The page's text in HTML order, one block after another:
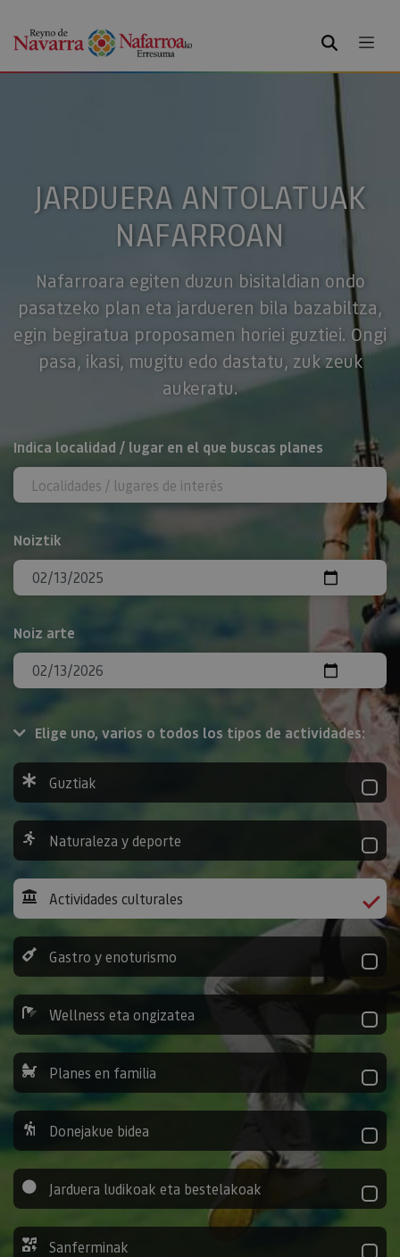
BILATU
JARDUERA ANTOLATUAK
NAFARROAN
Nafarroara egiten duzun bisitaldian ondo
pasatzeko plan eta jardueren bila bazabiltza,
egin begiratua proposamen horiei guztiei. Ongi
pasa, ikasi, mugitu edo dastatu, zuk zeuk
aukeratu.
BILATU
Indica localidad / lugar en el que buscas planes
Noiztik
Noiz arte
Elige uno, varios o todos los tipos de actividades:
Guztiak
Naturaleza y deporte
Actividades culturales
Gastro y enoturismo
Wellness eta ongizatea
Planes en familia
Donejakue bidea
Jarduera ludikoak eta bestelakoak
Sanferminak